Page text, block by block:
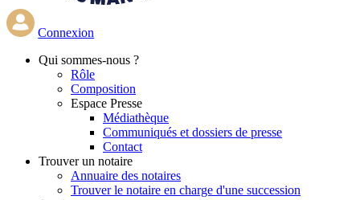
Connexion
Qui sommes-nous ?
Rôle
Composition
Espace Presse
Médiathèque
Communiqués et dossiers de presse
Contact
Trouver un notaire
Annuaire des notaires
Trouver le notaire en charge d'une succession